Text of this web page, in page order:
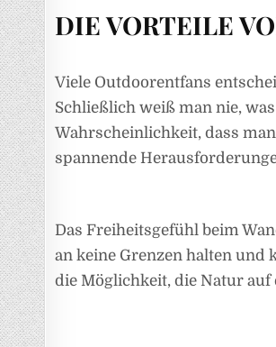
DIE VORTEILE
Viele Outdoorentfans
Schließlich weiß man nie,
Wahrscheinlichkeit, dass
spannende
Das Freiheitsgefühl beim
an keine Grenzen halten und
die Möglichkeit, die Natur auf